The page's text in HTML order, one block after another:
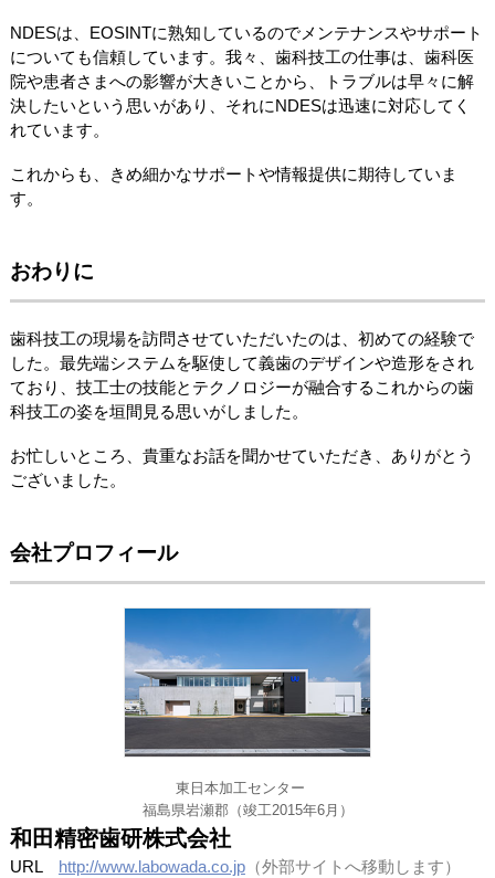
NDESは、EOSINTに熟知しているのでメンテナンスやサポート
についても信頼しています。我々、歯科技工の仕事は、歯科医
院や患者さまへの影響が大きいことから、トラブルは早々に解
決したいという思いがあり、それにNDESは迅速に対応してく
れています。
これからも、きめ細かなサポートや情報提供に期待していま
す。
おわりに
歯科技工の現場を訪問させていただいたのは、初めての経験で
した。最先端システムを駆使して義歯のデザインや造形をされ
ており、技工士の技能とテクノロジーが融合するこれからの歯
科技工の姿を垣間見る思いがしました。
お忙しいところ、貴重なお話を聞かせていただき、ありがとう
ございました。
会社プロフィール
東日本加工センター
福島県岩瀬郡（竣工2015年6月）
和田精密歯研株式会社
URL http://www.labowada.co.jp（外部サイトへ移動します）